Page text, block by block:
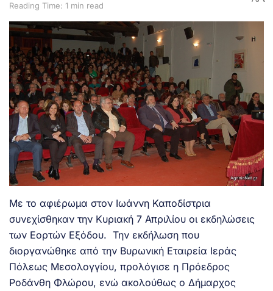
Reading Time: 1 min read
Με το αφιέρωμα στον Ιωάννη Καποδίστρια
συνεχίσθηκαν την Κυριακή 7 Απριλίου οι εκδηλώσεις
των Εορτών Εξόδου. Την εκδήλωση που
διοργανώθηκε από την Βυρωνική Εταιρεία Ιεράς
Πόλεως Μεσολογγίου, προλόγισε η Πρόεδρος
Ροδάνθη Φλώρου, ενώ ακολούθως ο Δήμαρχος